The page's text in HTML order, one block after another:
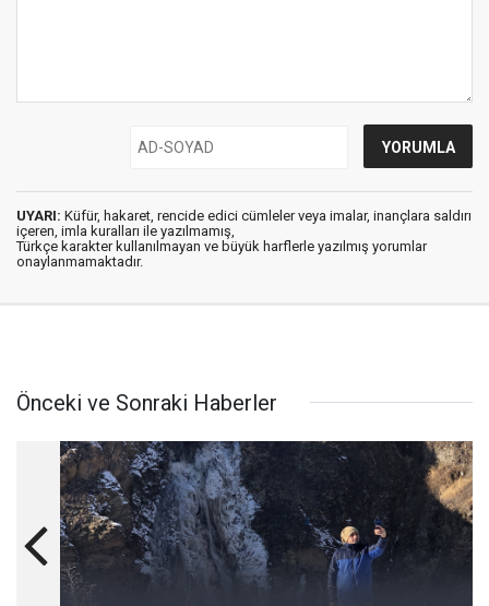
UYARI: Küfür, hakaret, rencide edici cümleler veya imalar, inançlara saldırı
içeren, imla kuralları ile yazılmamış,
Türkçe karakter kullanılmayan ve büyük harflerle yazılmış yorumlar
onaylanmamaktadır.
Önceki ve Sonraki Haberler